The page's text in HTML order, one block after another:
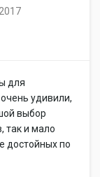
для
удивили,
выбор
так и мало
достойных по